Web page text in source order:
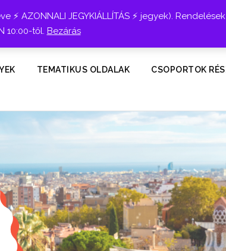
TEMATIKUS OLDALAK CSOPORTOK
AZONNALI JEGYKIÁLLÍTÁS ⚡ jegyek).
10:00-től. Bezárás